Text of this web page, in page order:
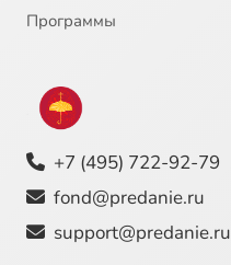
Программы
+7 (495) 722-92-79
fond@predanie.ru
support@predanie.ru